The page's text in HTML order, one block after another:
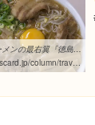
ご当地ラーメンの最右翼『徳島ラーメン』の名を全国区にした『中華そば ...
column/travel/shikoku/5437